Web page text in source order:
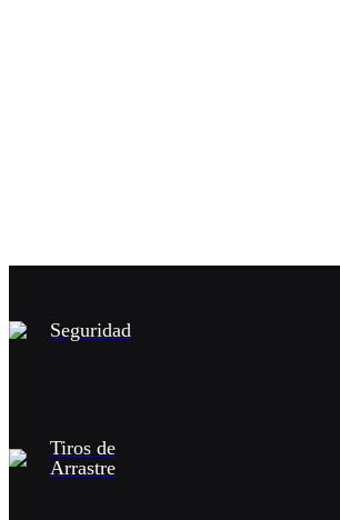
Seguridad
Tiros de
Arrastre